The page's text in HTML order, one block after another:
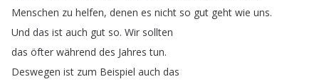
Menschen zu helfen, denen es nicht so gut geht wie uns.
Und das ist auch gut so. Wir sollten
das öfter während des Jahres tun.
Deswegen ist zum Beispiel auch das